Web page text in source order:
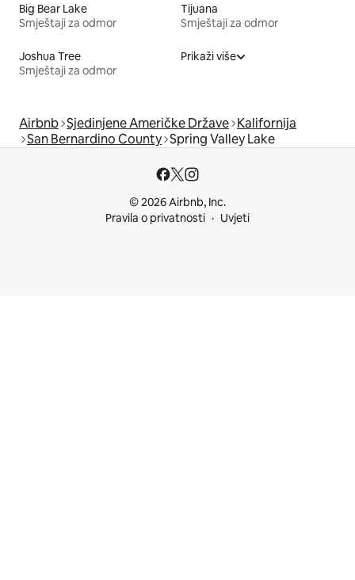
Big Bear Lake
Smještaji za odmor
Tijuana
Smještaji za odmor
Joshua Tree
Smještaji za odmor
Prikaži više
Airbnb Sjedinjene Američke Države Kalifornija
San Bernardino County Spring Valley Lake
© 2026 Airbnb, Inc.
Pravila o privatnosti
Uvjeti